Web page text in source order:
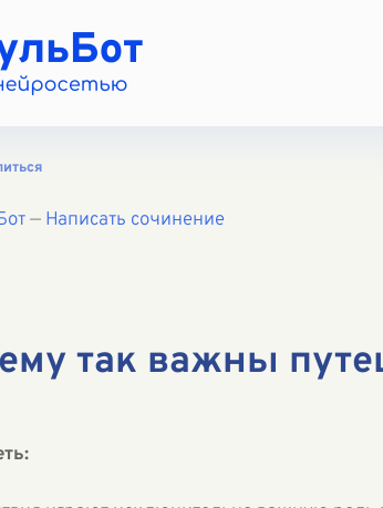
— Написать сочинение
так важны